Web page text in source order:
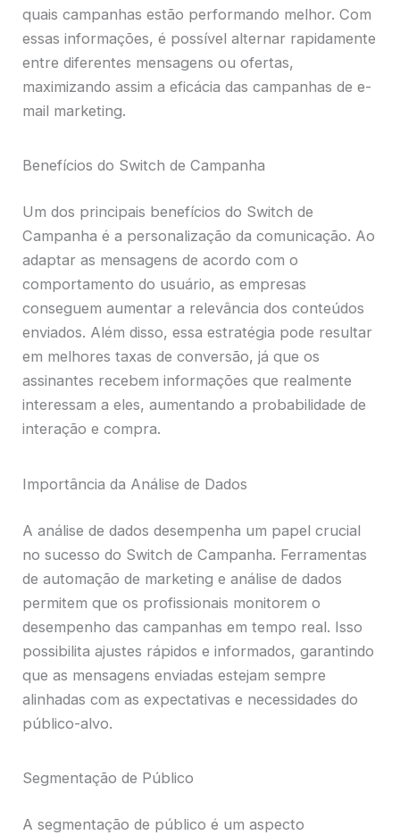
quais campanhas estão performando melhor. Com
essas informações, é possível alternar rapidamente
entre diferentes mensagens ou ofertas,
maximizando assim a eficácia das campanhas de e-
mail marketing.
Benefícios do Switch de Campanha
Um dos principais benefícios do Switch de
Campanha é a personalização da comunicação. Ao
adaptar as mensagens de acordo com o
comportamento do usuário, as empresas
conseguem aumentar a relevância dos conteúdos
enviados. Além disso, essa estratégia pode resultar
em melhores taxas de conversão, já que os
assinantes recebem informações que realmente
interessam a eles, aumentando a probabilidade de
interação e compra.
Importância da Análise de Dados
A análise de dados desempenha um papel crucial
no sucesso do Switch de Campanha. Ferramentas
de automação de marketing e análise de dados
permitem que os profissionais monitorem o
desempenho das campanhas em tempo real. Isso
possibilita ajustes rápidos e informados, garantindo
que as mensagens enviadas estejam sempre
alinhadas com as expectativas e necessidades do
público-alvo.
Segmentação de Público
A segmentação de público é um aspecto